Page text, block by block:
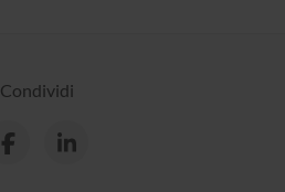
Condividi